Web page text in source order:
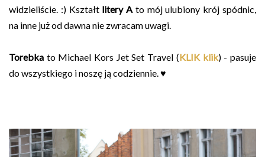
widzieliście. :) Kształtlitery A to mój ulubiony krój spódnic,
na inne już od dawna nie zwracam uwagi.
Torebka to Michael Kors Jet Set Travel (KLIK klik) - pasuje
do wszystkiego i noszę ją codziennie. ♥